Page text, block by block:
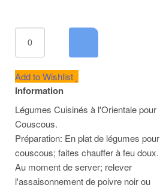
Add to Wishlist
Information
Légumes Cuisinés à l'Orientale pour
Couscous.
Préparation: En plat de légumes pour
couscous; faites chauffer à feu doux.
Au moment de server; relever
l'assaisonnement de poivre noir ou